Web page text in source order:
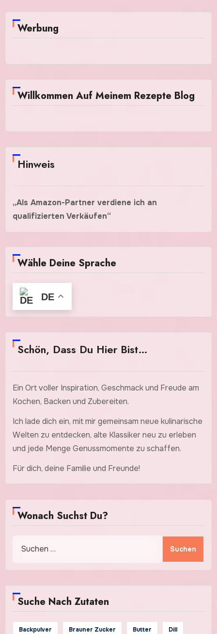
Werbung
Willkommen Auf Meinem Rezepte Blog
Hinweis
„Als Amazon-Partner verdiene ich an
qualifizierten Verkäufen“
Wähle Deine Sprache
DE
Schön, Dass Du Hier Bist…
Ein Ort voller Inspiration, Geschmack und Freude am
Kochen, Backen und Zubereiten.
Ich lade dich ein, mit mir gemeinsam neue kulinarische
Welten zu entdecken, alte Klassiker neu zu erleben
und jede Menge Genussmomente zu schaffen.
Für dich, deine Familie und Freunde!
Wonach Suchst Du?
nach:
Suche Nach Zutaten
Backpulver Brauner Zucker Butter Dill